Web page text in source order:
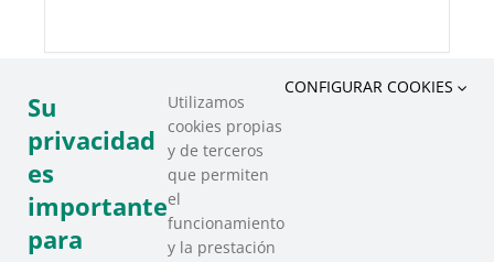
COMPARTIR ESTE EVENTO
Su
privacidad
es
importante
para
Utilizamos
cookies propias
y de terceros
que permiten
el
funcionamiento
y la prestación
CONFIGURAR COOKIES